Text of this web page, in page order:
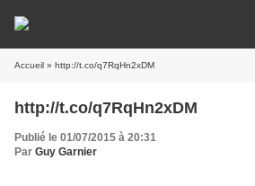
Accueil » http://t.co/q7RqHn2xDM
http://t.co/q7RqHn2xDM
Publié le 01/07/2015 à 20:31
Par Guy Garnier